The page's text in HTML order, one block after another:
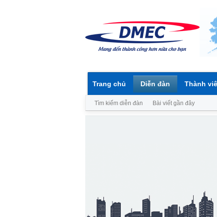
Trang chủ Diễn đàn
Tìm kiếm diễn đàn Bài viết gần đây
Thành